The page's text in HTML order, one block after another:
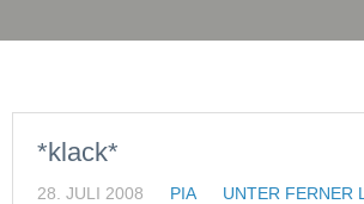
*klack*
28. JULI 2008 PIA UNTER FERNER